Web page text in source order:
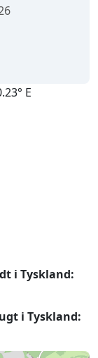
E
i Tyskland:
i Tyskland: